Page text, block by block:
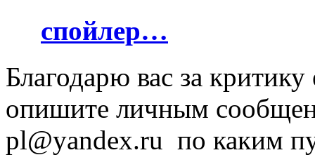
спойлер…
Благодарю вас за
опишите личным
pl@yandex.ru по каким